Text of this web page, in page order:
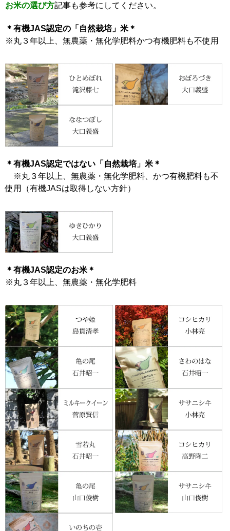
お米の選び方記事も参考にしてください。
＊有機JAS認定の「自然栽培」米＊
※丸３年以上、無農薬・無化学肥料かつ有機肥料も不使用
＊有機JAS認定ではない「自然栽培」米＊
※丸３年以上、無農薬・無化学肥料、かつ有機肥料も不
使用（有機JASは取得しない方針）
＊有機JAS認定のお米＊
※丸３年以上、無農薬・無化学肥料